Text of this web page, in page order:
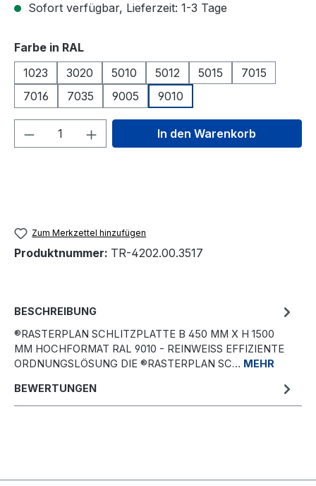
Sofort verfügbar, Lieferzeit: 1-3 Tage
Farbe in RALauswählen
1023
3020 5010 5012 5015
7015
7016
7035 9005 9010
Produkt Anzahl: Gib denIn den Warenkorb
Zum Merkzettel hinzufügen
Produktnummer: TR-4202.00.3517
BESCHREIBUNG
®RASTERPLAN SCHLITZPLATTE B 450 MM X H 1500
MM HOCHFORMAT RAL 9010 - REINWEISS EFFIZIENTE O
RDNUNGSLÖSUNG DIE ®RASTERPLAN SC… MEHR
BEWERTUNGEN